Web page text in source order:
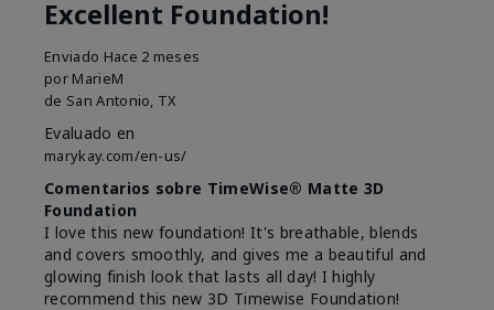
Excellent Foundation!
Enviado Hace 2 meses
por MarieM
de San Antonio, TX
Evaluado en
marykay.com/en-us/
Comentarios sobre TimeWise® Matte 3D
Foundation
I love this new foundation! It's breathable, blends
and covers smoothly, and gives me a beautiful and
glowing finish look that lasts all day! I highly
recommend this new 3D Timewise Foundation!